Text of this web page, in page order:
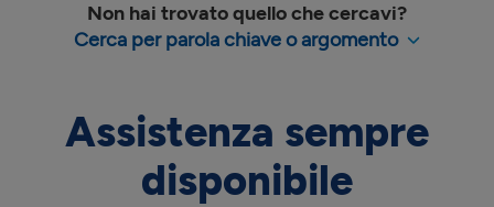
Non hai trovato quello che cercavi?
Cerca per parola chiave o argomento
Assistenza sempre
disponibile